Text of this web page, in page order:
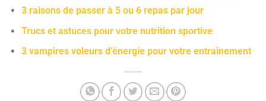
3 raisons de passer à 5 ou 6 repas par jour
Trucs et astuces pour votre nutrition sportive
3 vampires voleurs d’énergie pour votre entraînement